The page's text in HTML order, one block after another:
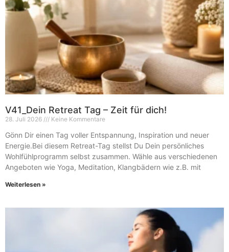
V41_Dein Retreat Tag – Zeit für dich!
28. Juli 2026 Keine Kommentare
Gönn Dir einen Tag voller Entspannung, Inspiration und neuer
Energie.Bei diesem Retreat-Tag stellst Du Dein persönliches
Wohlfühlprogramm selbst zusammen. Wähle aus verschiedenen
Angeboten wie Yoga, Meditation, Klangbädern wie z.B. mit
Weiterlesen »